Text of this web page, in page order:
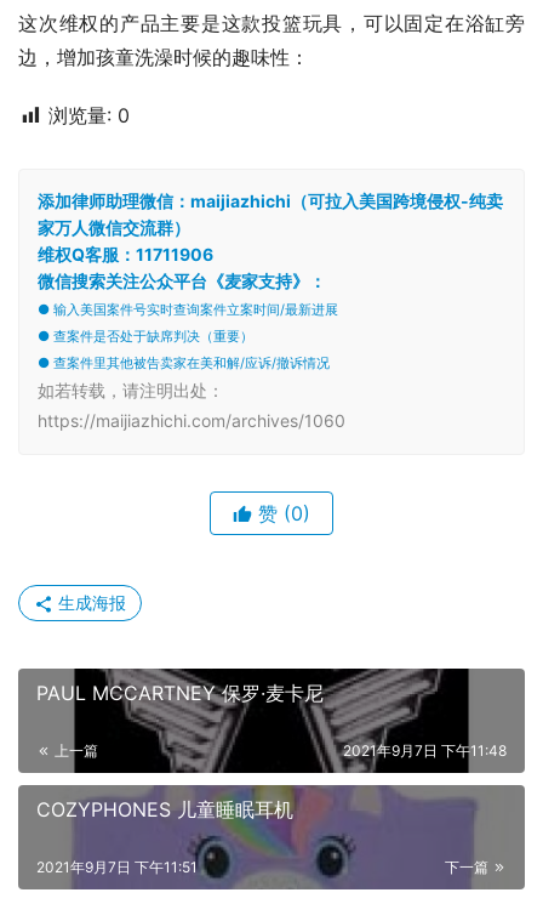
这次维权的产品主要是这款投篮玩具，可以固定在浴缸旁
边，增加孩童洗澡时候的趣味性：
浏览量: 0
添加律师助理微信：maijiazhichi（可拉入美国跨境侵权-纯卖
家万人微信交流群）
维权Q客服：11711906
微信搜索关注公众平台《麦家支持》：
● 输入美国案件号实时查询案件立案时间/最新进展
● 查案件是否处于缺席判决（重要）
● 查案件里其他被告卖家在美和解/应诉/撤诉情况
如若转载，请注明出处：
https://maijiazhichi.com/archives/1060
赞 (0)
生成海报
PAUL MCCARTNEY 保罗·麦卡尼
上一篇 2021年9月7日 下午11:48
COZYPHONES 儿童睡眠耳机
下一篇
2021年9月7日 下午11:51